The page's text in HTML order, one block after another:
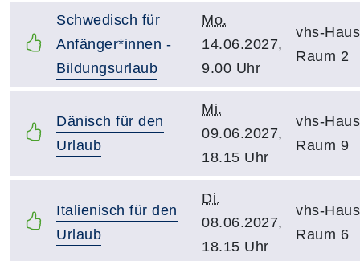
Schwedisch für
Anfänger*innen -
Bildungsurlaub
Mo.
14.06.2027,
9.00 Uhr
vhs-
Raum 2
Dänisch für den
Urlaub
Mi.
09.06.2027,
18.15 Uhr
vhs-
Raum 9
Italienisch für den
Urlaub
Di.
08.06.2027,
18.15 Uhr
vhs-
Raum 6